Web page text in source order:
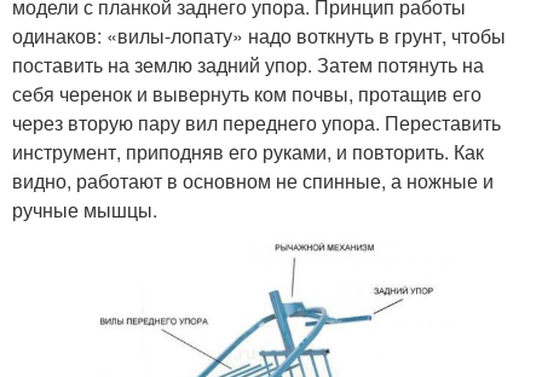
модели с планкой заднего упора. Принцип работы
одинаков: «вилы-лопату» надо воткнуть в грунт, чтобы
поставить на землю задний упор. Затем потянуть на
себя черенок и вывернуть ком почвы, протащив его
через вторую пару вил переднего упора. Переставить
инструмент, приподняв его руками, и повторить. Как
видно, работают в основном не спинные, а ножные и
ручные мышцы.